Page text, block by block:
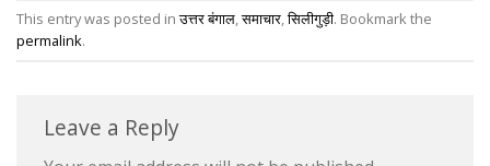
This entry was posted inउत्तर बंगाल,समाचार,सिलीगुड़ी. Bookmark the
permalink.
Leave a Reply